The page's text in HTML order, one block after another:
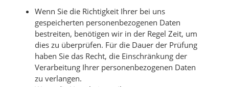
Wenn Sie die Richtigkeit Ihrer bei uns
gespeicherten personenbezogenen Daten
bestreiten, benötigen wir in der Regel Zeit, um
dies zu überprüfen. Für die Dauer der Prüfung
haben Sie das Recht, die Einschränkung der
Verarbeitung Ihrer personenbezogenen Daten
zu verlangen.